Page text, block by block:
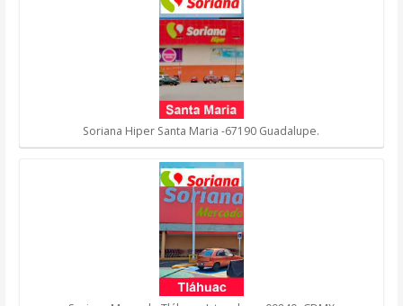
Soriana Hiper Santa Maria -67190 Guadalupe.